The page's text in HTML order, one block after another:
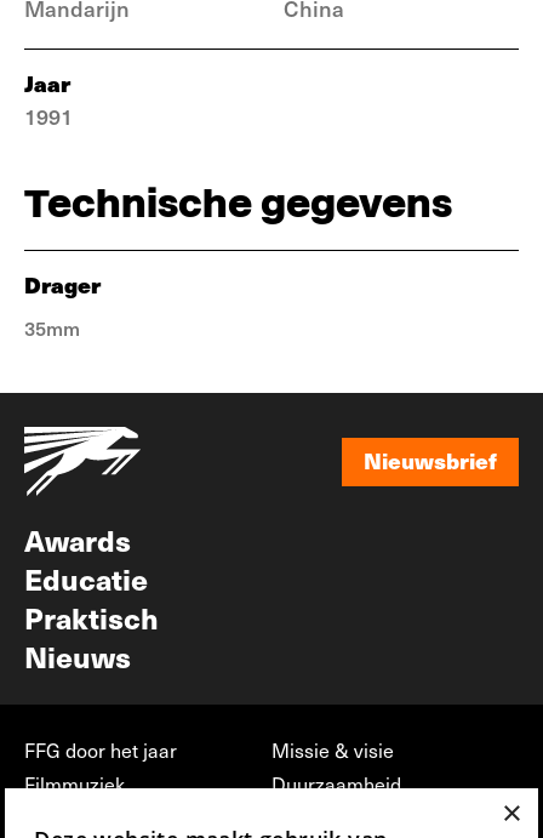
Mandarijn China
Jaar
1991
Technische gegevens
Drager
35mm
Nieuwsbrief
Awards
Educatie
Praktisch
Nieuws
FFG door het jaar
Filmmuziek
Missie & visie
Duurzaamheid
×